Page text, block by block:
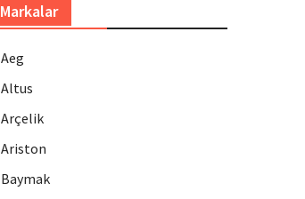
Markalar
Aeg
Altus
Arçelik
Ariston
Baymak